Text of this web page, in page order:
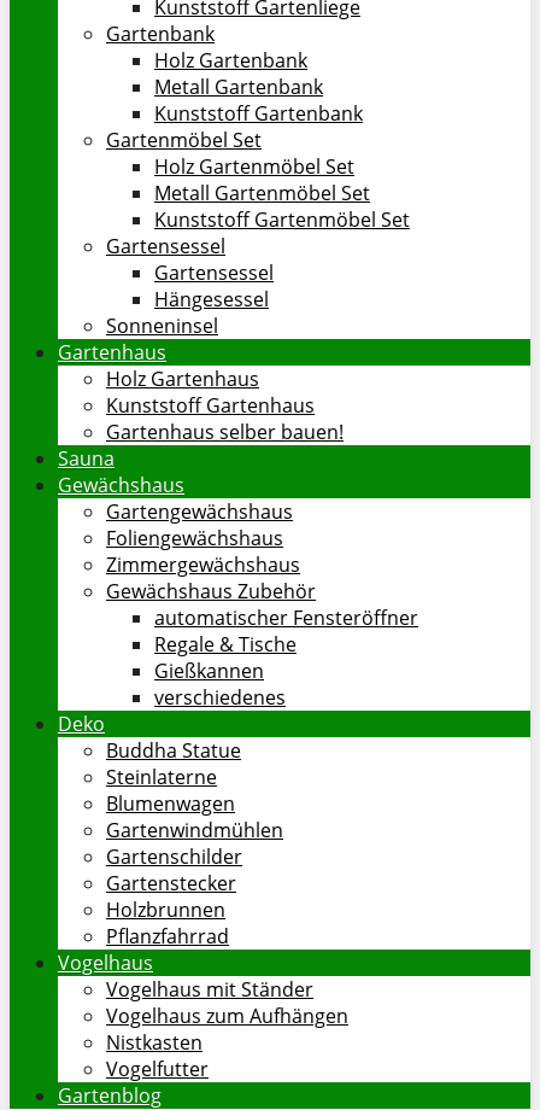
Kunststoff Gartenliege
Gartenbank
Holz Gartenbank
Metall Gartenbank
Kunststoff Gartenbank
Gartenmöbel Set
Holz Gartenmöbel Set
Metall Gartenmöbel Set
Kunststoff Gartenmöbel Set
Gartensessel
Gartensessel
Hängesessel
Sonneninsel
Gartenhaus
Holz Gartenhaus
Kunststoff Gartenhaus
Gartenhaus selber bauen!
Sauna
Gewächshaus
Gartengewächshaus
Foliengewächshaus
Zimmergewächshaus
Gewächshaus Zubehör
automatischer Fensteröffner
Regale & Tische
Gießkannen
verschiedenes
Deko
Buddha Statue
Steinlaterne
Blumenwagen
Gartenwindmühlen
Gartenschilder
Gartenstecker
Holzbrunnen
Pflanzfahrrad
Vogelhaus
Vogelhaus mit Ständer
Vogelhaus zum Aufhängen
Nistkasten
Vogelfutter
Gartenblog